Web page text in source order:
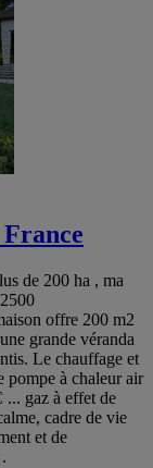
de 200 ha , ma
offre 200 m2
grande véranda
Le chauffage et
pompe à chaleur air
... gaz à effet de
cadre de vie
et de